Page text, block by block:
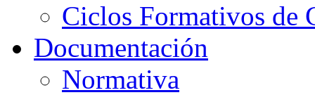
Ciclos Formativos de
Documentación
Normativa